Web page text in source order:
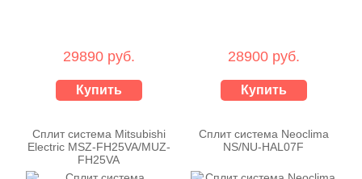
29890 руб.
Купить
28900 руб.
Купить
Сплит система Mitsubishi
Electric MSZ-FH25VA/MUZ-
FH25VA
Сплит система Neoclima
NS/NU-HAL07F